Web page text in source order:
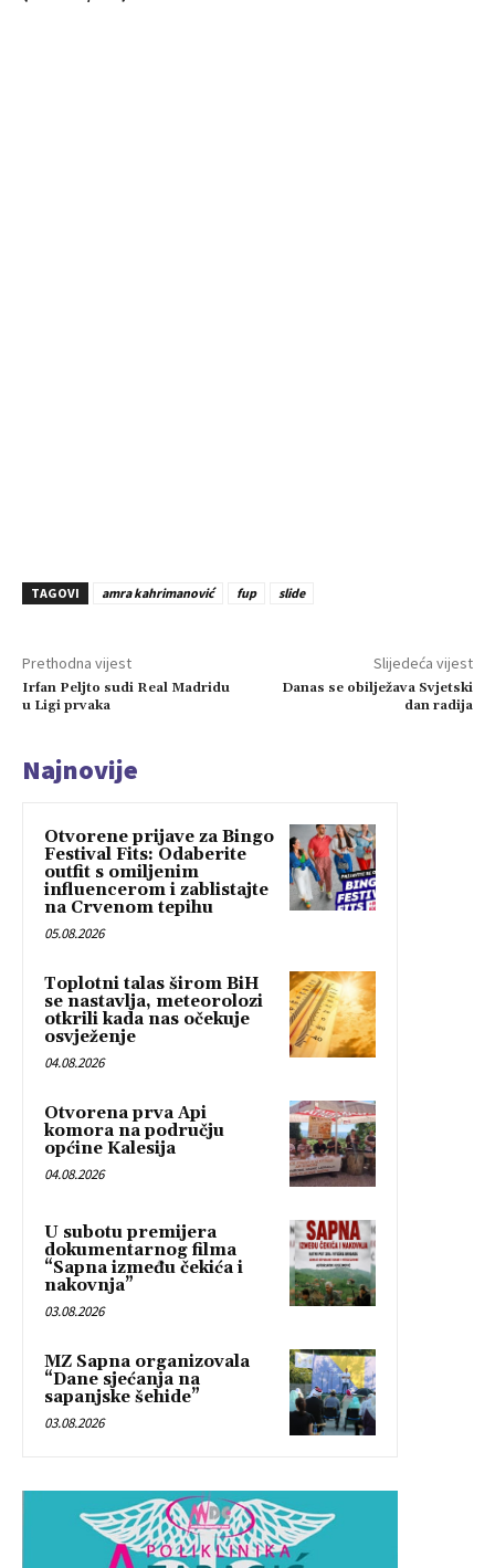
TAGOVI amra kahrimanović fup slide
Prethodna vijest
Irfan Peljto sudi Real Madridu
u Ligi prvaka
Slijedeća vijest
Danas se obilježava Svjetski
dan radija
Najnovije
Otvorene prijave za Bingo
Festival Fits: Odaberite
outfit s omiljenim
influencerom i zablistajte
na Crvenom tepihu
05.08.2026
Toplotni talas širom BiH
se nastavlja, meteorolozi
otkrili kada nas očekuje
osvježenje
04.08.2026
Otvorena prva Api
komora na području
općine Kalesija
04.08.2026
U subotu premijera
dokumentarnog filma
“Sapna između čekića i
nakovnja”
03.08.2026
MZ Sapna organizovala
“Dane sjećanja na
sapanjske šehide”
03.08.2026